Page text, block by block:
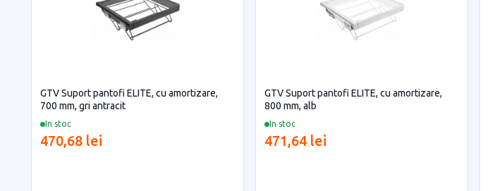
In stoc
GTV Suport pantofi ELITE, cu amortizare,
700 mm, gri antracit
470,68 lei
In stoc
GTV Suport pantofi ELITE, cu amortizare,
800 mm, alb
471,64 lei